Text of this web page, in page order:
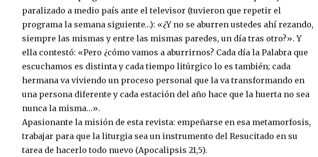
paralizado a medio país ante el televisor (tuvieron que repetir el
programa la semana siguiente…): «¿Y no se aburren ustedes ahí rezando,
siempre las mismas y entre las mismas paredes, un día tras otro?». Y
ella contestó: «Pero ¿cómo vamos a aburrirnos? Cada día la Palabra que
escuchamos es distinta y cada tiempo litúrgico lo es también; cada
hermana va viviendo un proceso personal que la va transformando en
una persona diferente y cada estación del año hace que la huerta no sea
nunca la misma…».
Apasionante la misión de esta revista: empeñarse en esa metamorfosis,
trabajar para que la liturgia sea un instrumento del Resucitado en su
tarea de hacerlo todo nuevo (Apocalipsis 21,5).